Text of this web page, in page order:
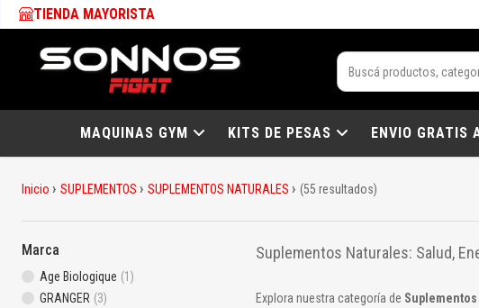
TIENDA MAYORISTA
MAQUINAS GYM KITS DE PESAS ENVIO GRATIS
Inicio SUPLEMENTOS SUPLEMENTOS NATURALES (55 resultados)
Marca
Age Biologique (1)
GRANGER (3)
Suplementos Naturales: Salud,
Explora nuestra categoría de